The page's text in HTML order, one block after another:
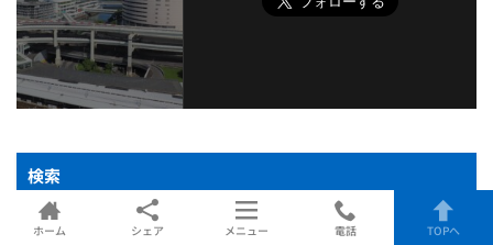
検索
ホーム シェア メニュー 電話 TOPへ